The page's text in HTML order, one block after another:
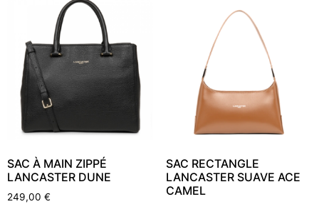
SAC À MAIN ZIPPÉ
LANCASTER DUNE
249,00 €
SAC RECTANGLE
LANCASTER SUAVE ACE
CAMEL